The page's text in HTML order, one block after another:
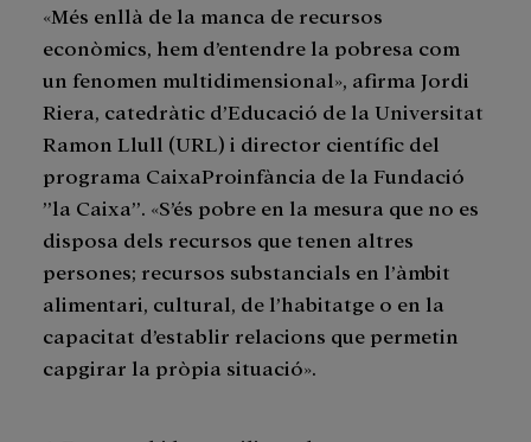
«Més enllà de la manca de recursos
econòmics, hem d’entendre la pobresa com
un fenomen multidimensional», afirma Jordi
Riera, catedràtic d’Educació de la Universitat
Ramon Llull (URL) i director científic del
programa CaixaProinfància de la Fundació
”la Caixa”. «S’és pobre en la mesura que no es
disposa dels recursos que tenen altres
persones; recursos substancials en l’àmbit
alimentari, cultural, de l’habitatge o en la
capacitat d’establir relacions que permetin
capgirar la pròpia situació».